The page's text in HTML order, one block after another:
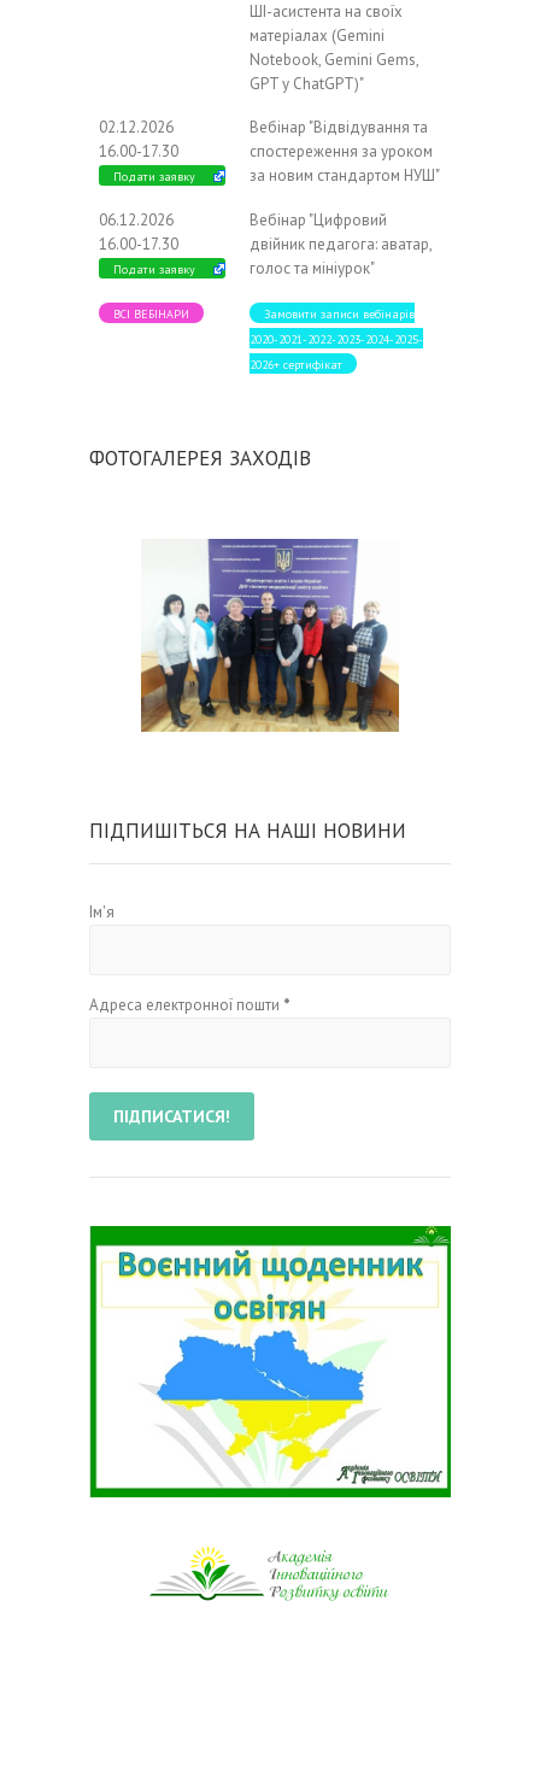
ШІ-асистента на своїх
матеріалах (Gemini
Notebook, Gemini Gems,
GPT у ChatGPT)"
02.12.2026
16.00-17.30
Подати заявку
Вебінар "Відвідування та
спостереження за уроком
за новим стандартом НУШ"
06.12.2026
16.00-17.30
Подати заявку
Вебінар "Цифровий
двійник педагога: аватар,
голос та мініурок"
ВСІ ВЕБІНАРИ
Замовити записи вебінарів
2020-2021-2022-2023-2024-2025-
2026+ сертифікат
ФОТОГАЛЕРЕЯ ЗАХОДІВ
ПІДПИШІТЬСЯ НА НАШІ НОВИНИ
Ім'я
Адреса електронної пошти *